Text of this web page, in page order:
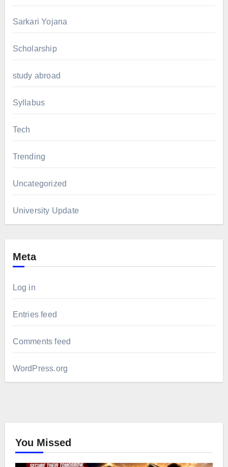
Sarkari Yojana
Scholarship
study abroad
Syllabus
Tech
Trending
Uncategorized
University Update
Meta
Log in
Entries feed
Comments feed
WordPress.org
You Missed